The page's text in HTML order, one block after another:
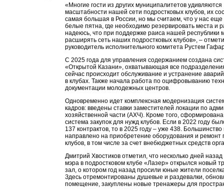
«Многие гости из других муниципалитетов удивляются
масштабности нашей сети подростковых клубов, их
самая большая в России, но мы считаем, что у нас еще
белые пятна, где необходимо резервировать места и
надеюсь, что при поддержке раиса нашей республики
расширять сеть наших подростковых клубов», –
руководитель исполнительного комитета Рустем
С 2025 года для управления содержанием создана
«Открытой Казани», охватывающая все
сейчас происходит обслуживание и устранение
в клубах. Также начала работа по оцифровыванию
документации молодежных центров.
Одновременно идет комплексная модернизация
кадров: введены ставки заместителей локации по
хозяйственной части (АХЧ). Кроме того,
система закупок для нужд клубов. Если в 2022 году
137 контрактов, то в 2025 году – уже 438. Большинство
направлено на приобретение оборудования и ремонт
клубов, в том числе за счет внебюджетных средств
Дмитрий Хвостиков отметил, что несколько дней
мэра в подростковом клубе «Лазер» открылся новый
зал, о котором год назад просили юные жители
Здесь отремонтированы душевые и раздевалки,
помещение, закуплены новые тренажеры для